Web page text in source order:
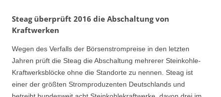
Steag überprüft 2016 die Abschaltung von
Kraftwerken
Wegen des Verfalls der Börsenstrompreise in den letzten
Jahren prüft die Steag die Abschaltung mehrerer Steinkohle-
Kraftwerksblöcke ohne die Standorte zu nennen. Steag ist
einer der größten Stromproduzenten Deutschlands und